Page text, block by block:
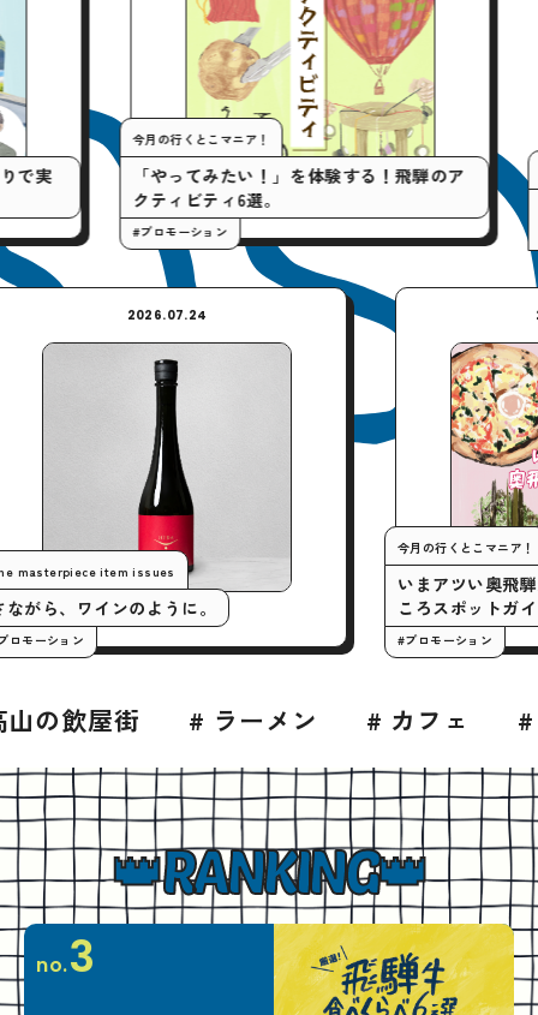
今月の行くとこマニア！
「やってみたい！」を体験する！飛騨のア
クティビティ6選。
#プロモーション
My turning
中村 匠郎
下駄を履い
The masterpiece item issues
さながら、ワインのように。
#プロモーション
今月の行
いまア
ころス
#プロモ
# ラーメン # カフェ # パン・ベーカ
RANKING
no.3